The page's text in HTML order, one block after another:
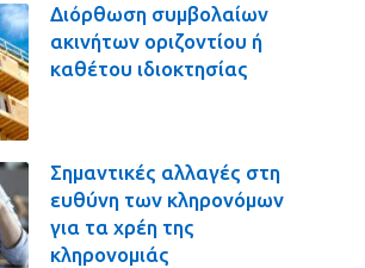
Διόρθωση συμβολαίων
ακινήτων οριζοντίου ή
καθέτου ιδιοκτησίας
Σημαντικές αλλαγές στη
ευθύνη των κληρονόμων
για τα χρέη της
κληρονομιάς